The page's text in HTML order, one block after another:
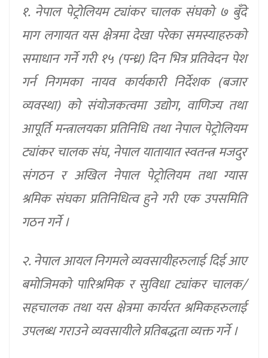
१. नेपाल पेट्रोलियम ट्यांकर चालक संघको ७ बुँदे
माग लगायत यस क्षेत्रमा देखा परेका समस्याहरुको
समाधान गर्ने गरी १५ (पन्ध्र) दिन भित्र प्रतिवेदन पेश
गर्न निगमका नायव कार्यकारी निर्देशक (बजार
व्यवस्था) को संयोजकत्वमा उद्योग, वाणिज्य तथा
आपूर्ति मन्त्रालयका प्रतिनिधि तथा नेपाल पेट्रोलियम
ट्यांकर चालक संघ, नेपाल यातायात स्वतन्त्र मजदुर
संगठन र अखिल नेपाल पेट्रोलियम तथा ग्यास
श्रमिक संघका प्रतिनिधित्व हुने गरी एक उपसमिति
गठन गर्ने ।
२. नेपाल आयल निगमले व्यवसायीहरुलाई दिई आए
बमोजिमको पारिश्रमिक र सुविधा ट्यांकर चालक/
सहचालक तथा यस क्षेत्रमा कार्यरत श्रमिकहरुलाई
उपलब्ध गराउने व्यवसायीले प्रतिबद्धता व्यक्त गर्ने ।